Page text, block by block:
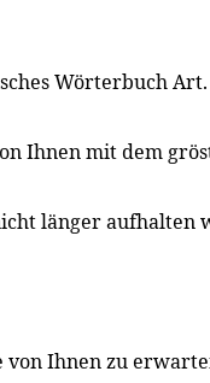
Wörterbuch
Ihnen mit dem
länger aufhalten
Ihnen zu